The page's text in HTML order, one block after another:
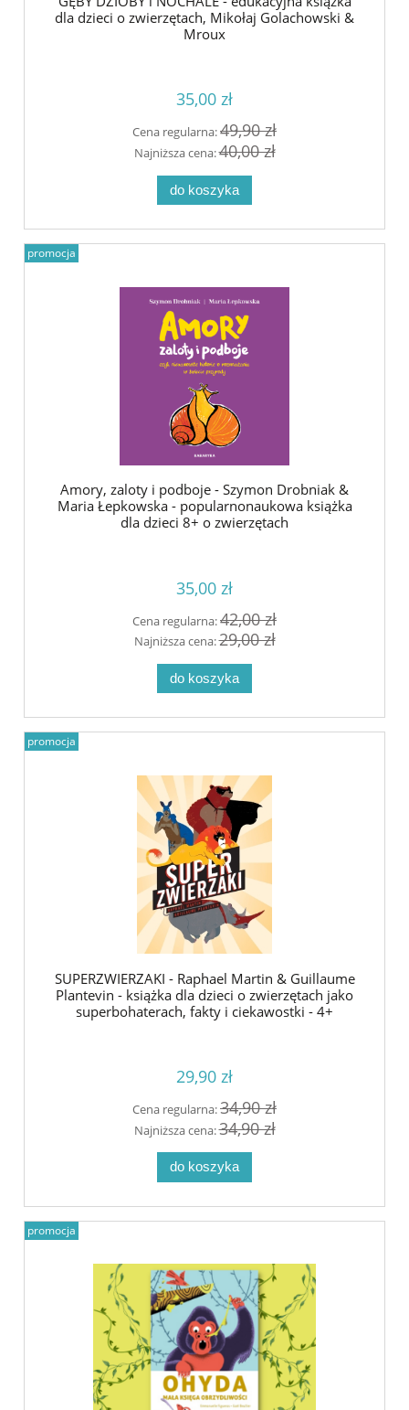
dla dzieci o zwierzętach, Mikołaj Golachowski &
Mroux
35,00 zł
Cena regularna:49,90 zł
Najniższa cena:40,00 zł
do koszyka
Amory, zaloty i podboje - Szymon Drobniak &
Maria Łepkowska - popularnonaukowa książka
dla dzieci 8+ o zwierzętach
35,00 zł
Cena regularna:42,00 zł
Najniższa cena:29,00 zł
do koszyka
promocja
SUPERZWIERZAKI - Raphael Martin & Guillaume
Plantevin - książka dla dzieci o zwierzętach jako
superbohaterach, fakty i ciekawostki - 4+
29,90 zł
Cena regularna:34,90 zł
Najniższa cena:34,90 zł
do koszyka
promocja
promocja